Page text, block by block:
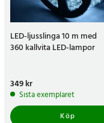
LED-ljusslinga 10 m med
360 kallvita LED-lampor
Pris:349 kr
349 kr
Sista exemplaret
Köp